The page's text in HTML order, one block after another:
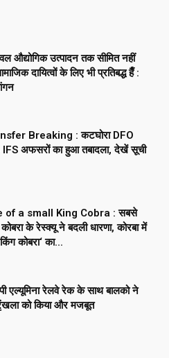
औद्योगिक उत्पादन तक सीमित नहीं
दायित्वों के लिए भी प्रतिबद्ध हैँ :
Breaking : कटघोरा DFO
IFS अफसरों का हुआ तबादला, देखें सूची
of a small King Cobra : सबसे
के रेस्क्यू ने बदली धारणा, कोरबा में
कोबरा‘ का...
एल्यूमिना रेलवे रेक के साथ बालको ने
को किया और मजबूत